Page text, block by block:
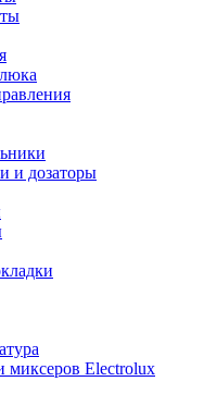
и дозаторы
миксеров Electrolux